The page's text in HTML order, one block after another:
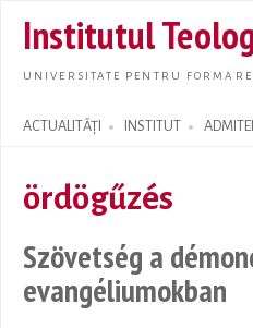
Institutul
UNIVERSITATE PENTRU
ACTUALITĂȚI INSTITUT
Search form
ördögűzés
Szövetség a
evangéliumokban